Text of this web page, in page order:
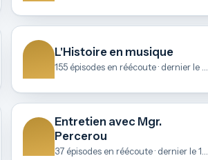
L'Histoire en musique
Entretien avec Mgr.
Percerou
37 épisodes en réécoute · dernier le 19 juin